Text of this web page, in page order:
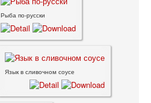
Рыба по-русски
Язык в сливочном соусе